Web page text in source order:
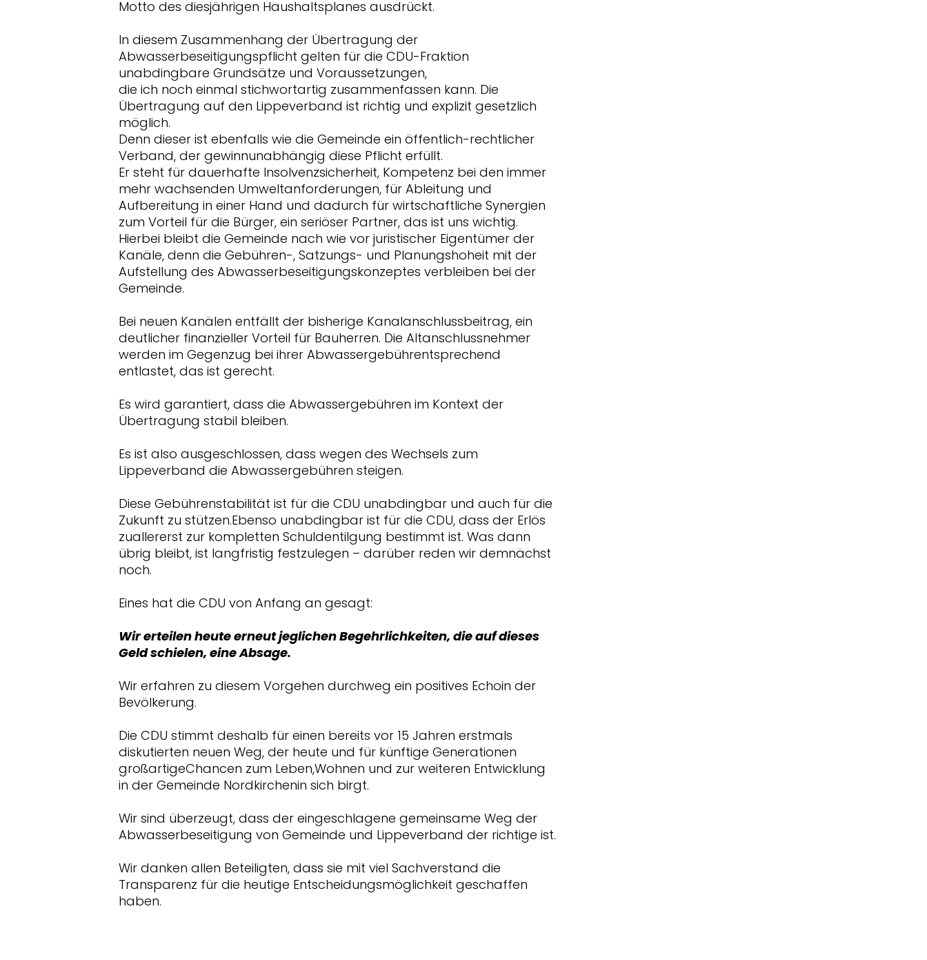
Motto des diesjährigen Haushaltsplanes ausdrückt.
In diesem Zusammenhang der Übertragung der
Abwasserbeseitigungspflicht gelten für die CDU-Fraktion
unabdingbare Grundsätze und Voraussetzungen,
die ich noch einmal stichwortartig zusammenfassen kann. Die
Übertragung auf den Lippeverband ist richtig und explizit gesetzlich
möglich.
Denn dieser ist ebenfalls wie die Gemeinde ein öffentlich-rechtlicher
Verband, der gewinnunabhängig diese Pflicht erfüllt.
Er steht für dauerhafte Insolvenzsicherheit, Kompetenz bei den immer
mehr wachsenden Umweltanforderungen, für Ableitung und
Aufbereitung in einer Hand und dadurch für wirtschaftliche Synergien
zum Vorteil für die Bürger, ein seriöser Partner, das ist uns wichtig.
Hierbei bleibt die Gemeinde nach wie vor juristischer Eigentümer der
Kanäle, denn die Gebühren-, Satzungs- und Planungshoheit mit der
Aufstellung des Abwasserbeseitigungskonzeptes verbleiben bei der
Gemeinde.
Bei neuen Kanälen entfällt der bisherige Kanalanschlussbeitrag, ein
deutlicher finanzieller Vorteil für Bauherren. Die Altanschlussnehmer
werden im Gegenzug bei ihrer Abwassergebührentsprechend
entlastet, das ist gerecht.
Es wird garantiert, dass die Abwassergebühren im Kontext der
Übertragung stabil bleiben.
Es ist also ausgeschlossen, dass wegen des Wechsels zum
Lippeverband die Abwassergebühren steigen.
Diese Gebührenstabilität ist für die CDU unabdingbar und auch für die
Zukunft zu stützen.Ebenso unabdingbar ist für die CDU, dass der Erlös
zuallererst zur kompletten Schuldentilgung bestimmt ist. Was dann
übrig bleibt, ist langfristig festzulegen – darüber reden wir demnächst
noch.
Eines hat die CDU von Anfang an gesagt:
Wir erteilen heute erneut jeglichen Begehrlichkeiten, die auf dieses
Geld schielen, eine Absage.
Wir erfahren zu diesem Vorgehen durchweg ein positives Echoin der
Bevölkerung.
Die CDU stimmt deshalb für einen bereits vor 15 Jahren erstmals
diskutierten neuen Weg, der heute und für künftige Generationen
großartigeChancen zum Leben,Wohnen und zur weiteren Entwicklung
in der Gemeinde Nordkirchenin sich birgt.
Wir sind überzeugt, dass der eingeschlagene gemeinsame Weg der
Abwasserbeseitigung von Gemeinde und Lippeverband der richtige ist.
Wir danken allen Beteiligten, dass sie mit viel Sachverstand die
Transparenz für die heutige Entscheidungsmöglichkeit geschaffen
haben.